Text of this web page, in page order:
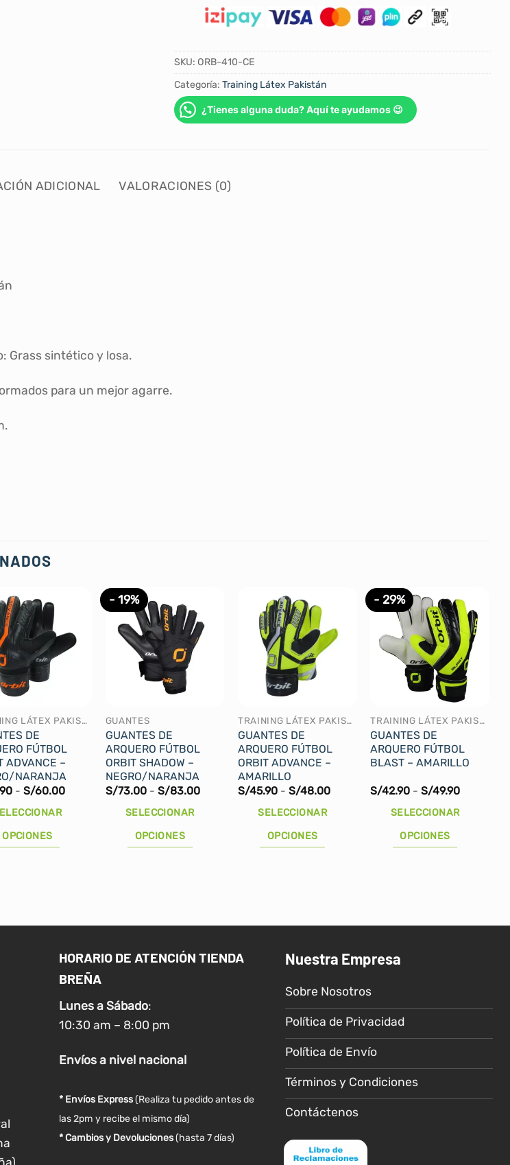
SKU: ORB-410-CE
Categoría: Training Látex Pakistán
¿Tienes alguna duda? Aquí te ayudamos 😉
ADICIONAL VALORACIONES (0)
Grass sintético y losa.
para un mejor agarre.
TRAINING LÁTEX PAKISTÁN
DE
FÚTBOL
ADVANCE –
NARANJA
- S/60.00Rango
OPCIONES
- 19%
GUANTES
GUANTES DE
ARQUERO FÚTBOL
ORBIT SHADOW –
NEGRO/NARANJA
S/73.00 - S/83.00Rango
SELECCIONAR
OPCIONES
variantes.
opciones
elegir
en
página
producto
TRAINING LÁTEX PAKISTÁN
GUANTES DE
ARQUERO FÚTBOL
ORBIT ADVANCE –
AMARILLO
S/45.90 - S/48.00Rango
SELECCIONAR
OPCIONES
variantes.
opciones
producto
- 29%
TRAINING LÁTEX PAKISTÁN
GUANTES DE
ARQUERO FÚTBOL
BLAST – AMARILLO
S/42.90 - S/49.90Rango
SELECCIONAR
OPCIONES
variantes.
opciones
pueden
elegir
en
la
de
producto
HORARIO DE ATENCIÓN TIENDA
BREÑA
Lunes a Sábado:
10:30 am – 8:00 pm
Envíosa nivel nacional
* Envíos Express(Realiza tu pedido antes de
las 2pm y recibe el mismo día)
* Cambios y Devoluciones (hasta 7 días)
Nuestra Empresa
Sobre Nosotros
Política de Privacidad
Política de Envío
Términos y Condiciones
Contáctenos